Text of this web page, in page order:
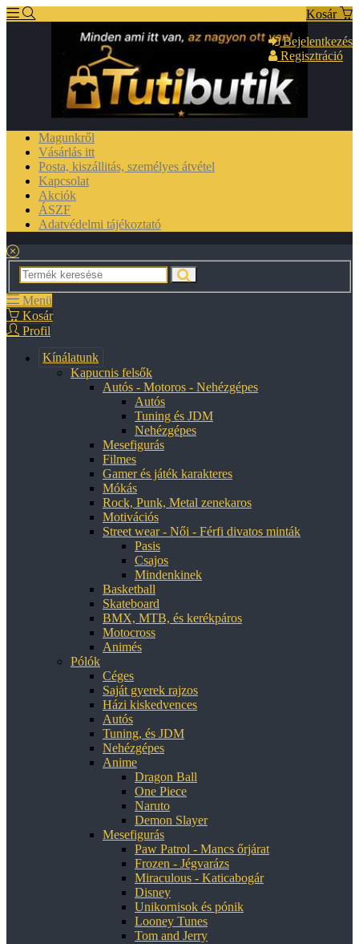
Kosár
Bejelentkezés
Regisztráció
Magunkről
Vásárlás itt
Posta, kiszállitás, személyes átvétel
Kapcsolat
Akciók
ÁSZF
Adatvédelmi tájékoztató
Menü
Kosár
Profil
Kínálatunk
Kapucnis felsők
Autós - Motoros - Nehézgépes
Autós
Tuning és JDM
Nehézgépes
Mesefigurás
Filmes
Gamer és játék karakteres
Mókás
Rock, Punk, Metal zenekaros
Motivációs
Street wear - Női - Férfi divatos minták
Pasis
Csajos
Mindenkinek
Basketball
Skateboard
BMX, MTB, és kerékpáros
Motocross
Animés
Pólók
Céges
Saját gyerek rajzos
Házi kiskedvences
Autós
Tuning, és JDM
Nehézgépes
Anime
Dragon Ball
One Piece
Naruto
Demon Slayer
Mesefigurás
Paw Patrol - Mancs őrjárat
Frozen - Jégvarázs
Miraculous - Katicabogár
Disney
Unikornisok és pónik
Looney Tunes
Tom and Jerry